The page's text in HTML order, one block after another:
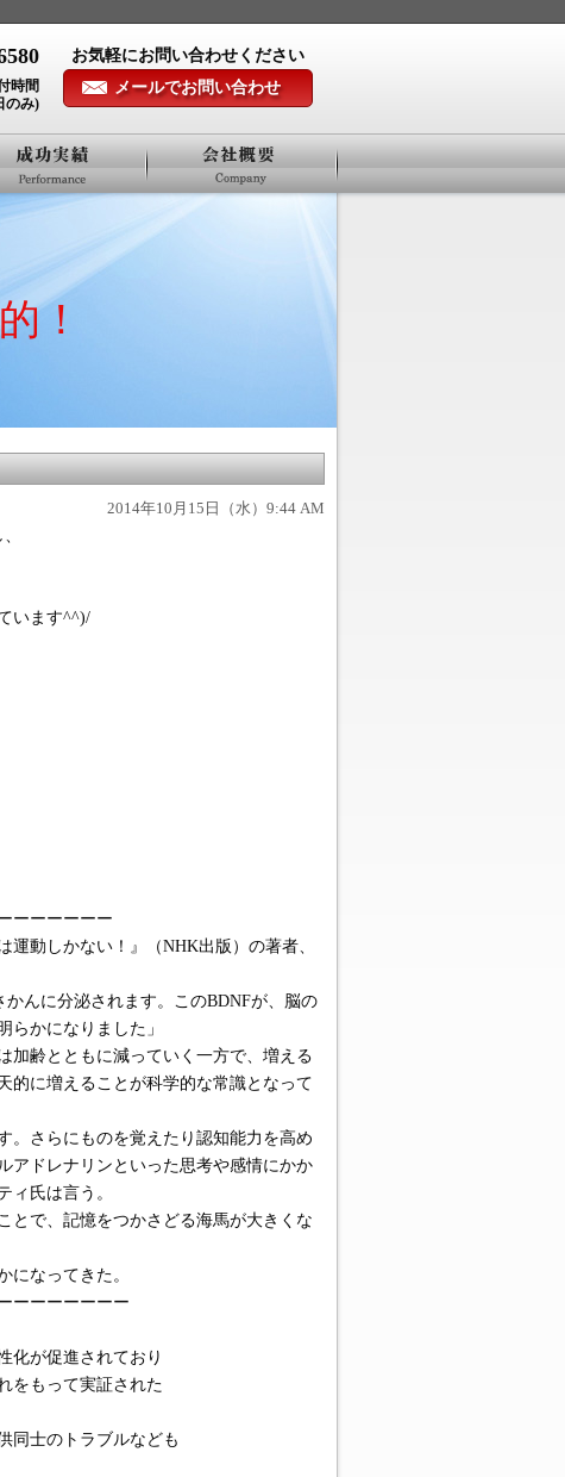
時間
のみ)
お気軽にお問い合わせください
メールでお問い合わせ
！
2014年10月15日（水）9:44 AM
います^^)/
ーーーーーー
動しかない！』（NHK出版）の著者、
かんに分泌されます。このBDNFが、脳の
らかになりました」
加齢とともに減っていく一方で、増える
的に増えることが科学的な常識となって
。さらにものを覚えたり認知能力を高め
アドレナリンといった思考や感情にかか
ィ氏は言う。
とで、記憶をつかさどる海馬が大きくな
になってきた。
ーーーーーーー
化が促進されており
をもって実証された
同士のトラブルなども